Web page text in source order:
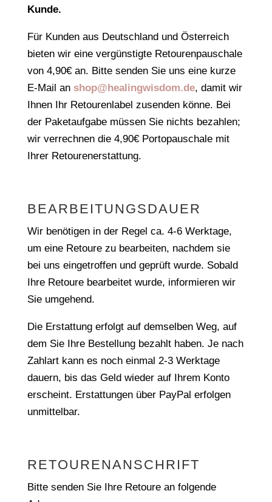
Kunde.
Für Kunden aus Deutschland und Österreich
bieten wir eine vergünstigte Retourenpauschale
von 4,90€ an. Bitte senden Sie uns eine kurze
E-Mail an shop@healingwisdom.de, damit wir
Ihnen Ihr Retourenlabel zusenden könne. Bei
der Paketaufgabe müssen Sie nichts bezahlen;
wir verrechnen die 4,90€ Portopauschale mit
Ihrer Retourenerstattung.
BEARBEITUNGSDAUER
Wir benötigen in der Regel ca. 4-6 Werktage,
um eine Retoure zu bearbeiten, nachdem sie
bei uns eingetroffen und geprüft wurde. Sobald
Ihre Retoure bearbeitet wurde, informieren wir
Sie umgehend.
Die Erstattung erfolgt auf demselben Weg, auf
dem Sie Ihre Bestellung bezahlt haben. Je nach
Zahlart kann es noch einmal 2-3 Werktage
dauern, bis das Geld wieder auf Ihrem Konto
erscheint. Erstattungen über PayPal erfolgen
unmittelbar.
RETOURENANSCHRIFT
Bitte senden Sie Ihre Retoure an folgende